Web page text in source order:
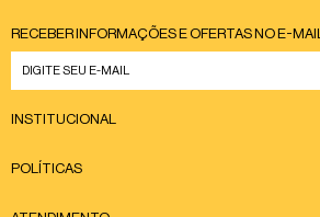
RECEBER INFORMAÇÕES E OFERTAS NO E-MAIL
INSTITUCIONAL
POLÍTICAS